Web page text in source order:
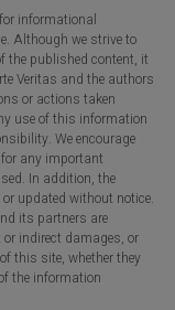
informational
Although we strive to
the published content, it
Veritas and the authors
or actions taken
use of this information
We encourage
any important
In addition, the
updated without notice.
its partners are
indirect damages, or
this site, whether they
the information